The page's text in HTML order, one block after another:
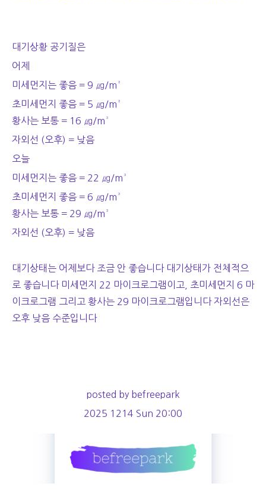
대기상황 공기질은
어제
미세먼지는 좋음 = 9 ㎍/m³
초미세먼지 좋음 = 5 ㎍/m³
황사는 보통 = 16 ㎍/m³
자외선 (오후) = 낮음
오늘
미세먼지는 좋음 = 22 ㎍/m³
초미세먼지 좋음 = 6 ㎍/m³
황사는 보통 = 29 ㎍/m³
자외선 (오후) = 낮음
대기상태는 어제보다 조금 안 좋습니다 대기상태가 전체적으
로 좋습니다 미세먼지 22 마이크로그램이고, 초미세먼지 6 마
이크로그램 그리고 황사는 29 마이크로그램입니다 자외선은
오후 낮음 수준입니다
posted by befreepark
2025 1214 Sun 20:00